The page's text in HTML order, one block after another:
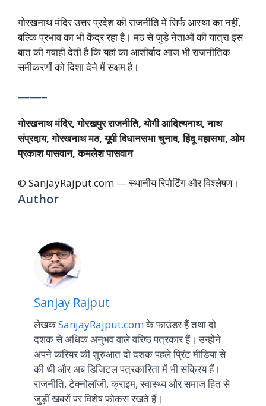
गोरखनाथ मंदिर उत्तर प्रदेश की राजनीति में सिर्फ आस्था का नहीं,
बल्कि प्रभाव का भी केंद्र रहा है। मठ से जुड़े नेताओं की यात्रा इस
बात की गवाही देती है कि यहां का आशीर्वाद आज भी राजनीतिक
समीकरणों को दिशा देने में सक्षम है।
——–
गोरखनाथ मंदिर, गोरखपुर राजनीति, योगी आदित्यनाथ, नाथ
संप्रदाय, गोरखनाथ मठ, यूपी विधानसभा चुनाव, हिंदू महासभा, ओम
प्रकाश पासवान, कमलेश पासवान
© SanjayRajput.com — स्थानीय रिपोर्टिंग और विश्लेषण।
Author
Sanjay Rajput
लेखकSanjayRajput.comके फाउंडर हैं तथा दो
दशक से अधिक अनुभव वाले वरिष्ठ पत्रकार हैं। उन्होंने
अपने करियर की शुरुआत दो दशक पहले प्रिंट मीडिया से
की थी और अब डिजिटल पत्रकारिता में भी सक्रिय हैं।
राजनीति, टेक्नोलॉजी, क्राइम, स्वास्थ्य और समाज हित से
जुड़ीं खबरों पर विशेष फोकस रखते हैं।